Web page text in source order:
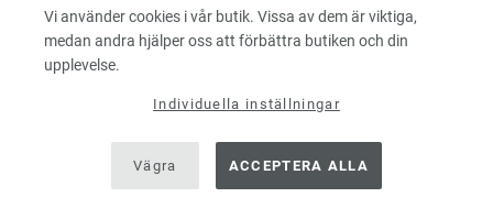
Vi använder cookies i vår butik. Vissa av dem är viktiga,
medan andra hjälper oss att förbättra butiken och din
upplevelse.
Individuella inställningar
Vägra ACCEPTERA ALLA